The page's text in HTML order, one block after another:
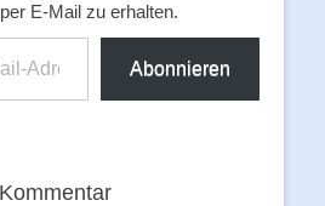
E-Mail zu erhalten.
Abonnieren